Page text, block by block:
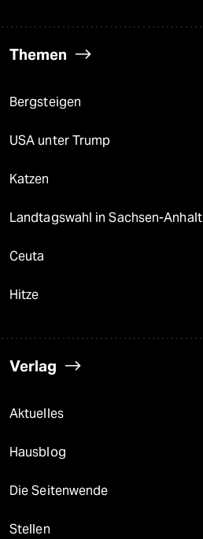
Themen
Bergsteigen
USA unter Trump
Katzen
Landtagswahl in Sachsen-Anhalt
Ceuta
Hitze
Verlag
Aktuelles
Hausblog
Die Seitenwende
Stellen